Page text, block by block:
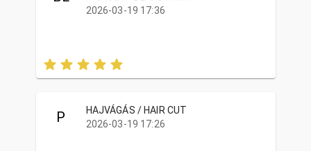
2026-03-19 17:36
P
HAJVÁGÁS / HAIR CUT
2026-03-19 17:26